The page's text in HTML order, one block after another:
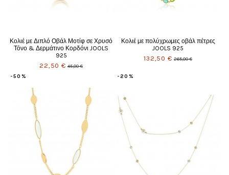
Κολιέ με Διπλό Οβάλ Μοτίφ σε Χρυσό
Τόνο & Δερμάτινο Κορδόνι JOOLS
925
22,50 € 45,00 €
Κολιέ με πολύχρωμες οβάλ πέτρες
JOOLS 925
132,50 € 265,00 €
-50% -20%